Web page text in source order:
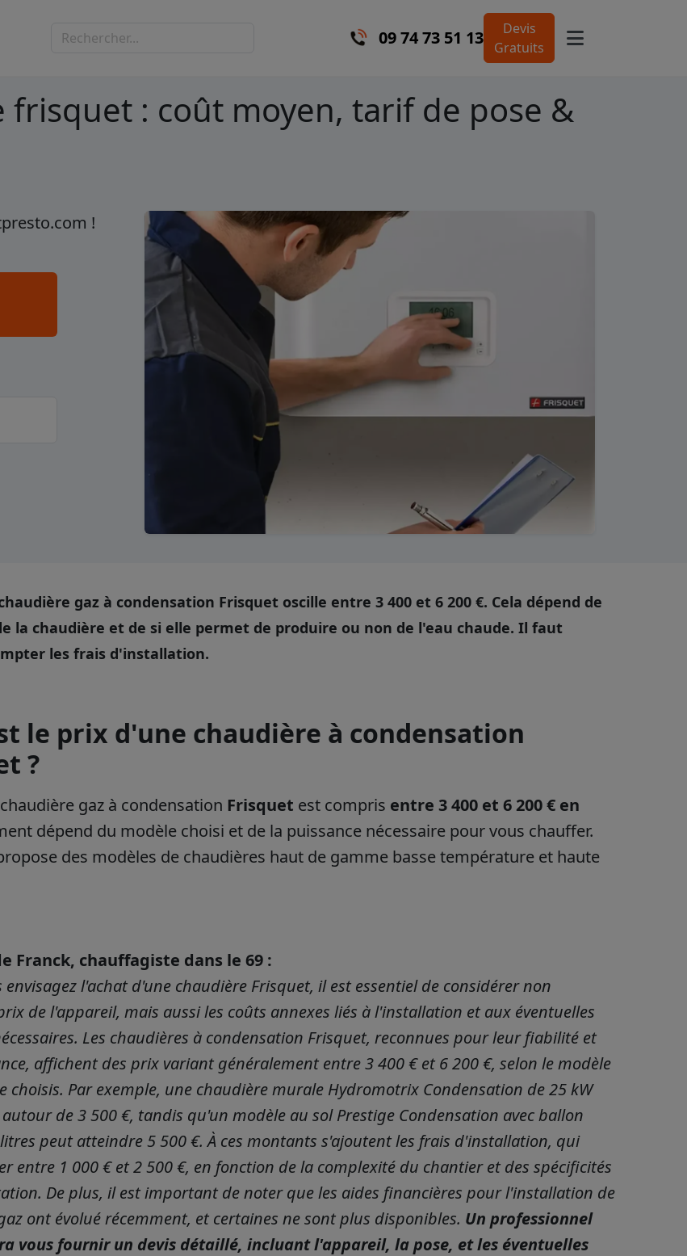
09 74 73 51 13
Devis
Gratuits
frisquet : coût moyen, tarif de pose &
!
gaz à condensation Frisquet oscille entre 3 400 et 6 200 €. Cela dépend de
la chaudière et de si elle permet de produire ou non de l'eau chaude. Il faut
les frais d'installation.
le prix d'une chaudière à condensation
?
gaz à condensation Frisquet est compris entre 3 400 et 6 200 € en
dépend du modèle choisi et de la puissance nécessaire pour vous chauffer.
des modèles de chaudières haut de gamme basse température et haute
Franck, chauffagiste dans le 69 :
envisagez l'achat d'une chaudière Frisquet, il est essentiel de considérer non
de l'appareil, mais aussi les coûts annexes liés à l'installation et aux éventuelles
Les chaudières à condensation Frisquet, reconnues pour leur fiabilité et
affichent des prix variant généralement entre 3 400 € et 6 200 €, selon le modèle
choisis. Par exemple, une chaudière murale Hydromotrix Condensation de 25 kW
de 3 500 €, tandis qu'un modèle au sol Prestige Condensation avec ballon
peut atteindre 5 500 €. À ces montants s'ajoutent les frais d'installation, qui
entre 1 000 € et 2 500 €, en fonction de la complexité du chantier et des spécificités
De plus, il est important de noter que les aides financières pour l'installation de
ont évolué récemment, et certaines ne sont plus disponibles. Un professionnel
vous fournir un devis détaillé, incluant l'appareil, la pose, et les éventuelles